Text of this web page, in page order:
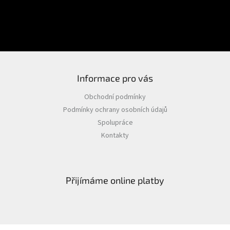
Informace pro vás
Obchodní podmínky
Podmínky ochrany osobních údajů
Spolupráce
Kontakty
Přijímáme online platby